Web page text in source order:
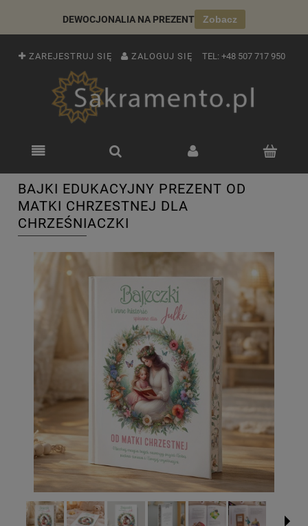
DEWOCJONALIA NA PREZENT Zobacz
ZAREJESTRUJ SIĘ ZALOGUJ SIĘ TEL: +48 507 717 950
BAJKI EDUKACYJNY PREZENT OD
MATKI CHRZESTNEJ DLA
CHRZEŚNIACZKI